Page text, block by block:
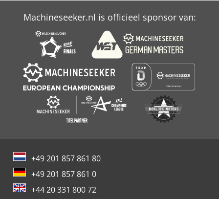
Zand Blast Kabinet 990
Ziersch Amp Baltrusch
Machineseeker.nl is officieel sponsor van:
+49 201 857 861 80
+49 201 857 861 0
+44 20 331 800 72